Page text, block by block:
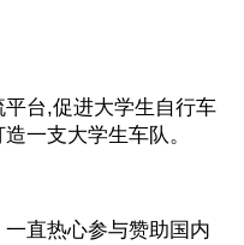
台,促进大学生自行车
一支大学生车队。
直热心参与赞助国内